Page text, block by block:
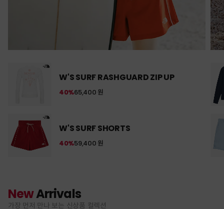
W'S SURF RASHGUARD ZIP UP
65,400 원
40%
W'S SURF SHORTS
59,400 원
40%
NewArrivals
가장 먼저 만나 보는 신상품 컬렉션